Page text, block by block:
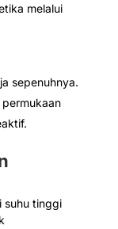
melalui
sepenuhnya.
suhu tinggi